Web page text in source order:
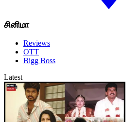
சினிமா
Reviews
OTT
Bigg Boss
Latest